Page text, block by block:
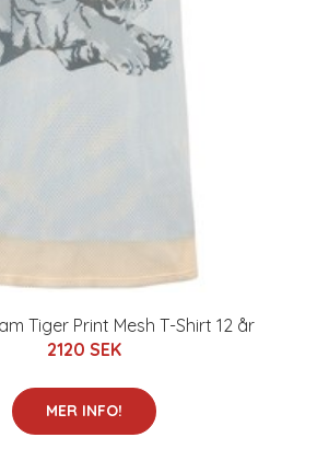
Tiger Print Mesh T-Shirt 12 år
2120 SEK
MER INFO!